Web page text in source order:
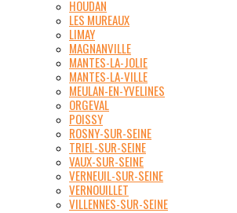
HOUDAN
LES MUREAUX
LIMAY
MAGNANVILLE
MANTES-LA-JOLIE
MANTES-LA-VILLE
MEULAN-EN-YVELINES
ORGEVAL
POISSY
ROSNY-SUR-SEINE
TRIEL-SUR-SEINE
VAUX-SUR-SEINE
VERNEUIL-SUR-SEINE
VERNOUILLET
VILLENNES-SUR-SEINE